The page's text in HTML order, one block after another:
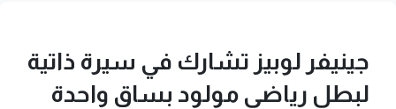
جينيفر لوبيز تشارك في سيرة ذاتية
لبطل رياضي مولود بساق واحدة